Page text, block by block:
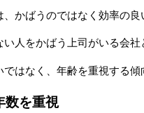
かばうのではなく効率の
い人をかばう上司がいる会
はなく、年齢を重視する傾
数を重視